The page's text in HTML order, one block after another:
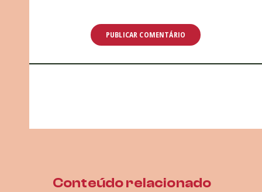
Conteúdo relacionado